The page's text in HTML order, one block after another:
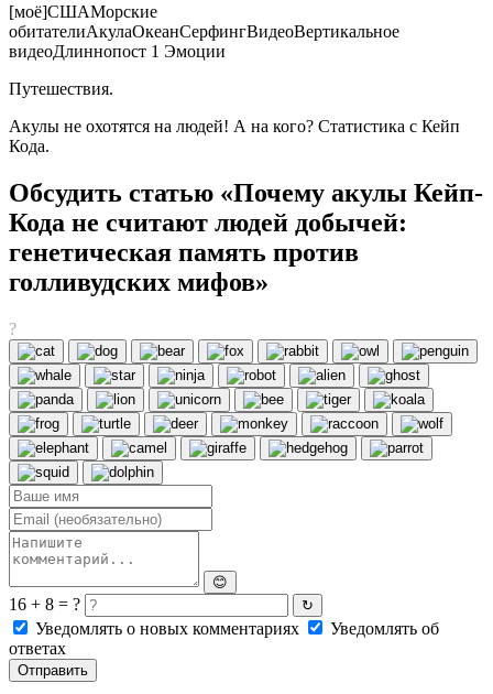
[моё]СШАМорские
обитателиАкулаОкеанСерфингВидеоВертикальное
видеоДлиннопост 1 Эмоции
Путешествия.
Акулы не охотятся на людей! А на кого? Статистика с Кейп
Кода.
Обсудить статью «Почему акулы Кейп-
Кода не считают людей добычей:
генетическая память против
голливудских мифов»
?
😊
16 + 8 = ? ↻
Уведомлять о новых комментариях
Уведомлять об
ответах
Отправить